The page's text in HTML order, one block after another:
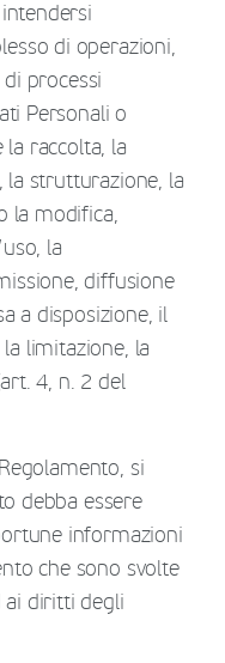
intendersi
di operazioni,
processi
Personali o
la raccolta, la
la strutturazione, la
la modifica,
la
diffusione
a disposizione, il
limitazione, la
4, n. 2 del
si
debba essere
informazioni
che sono svolte
ai diritti degli